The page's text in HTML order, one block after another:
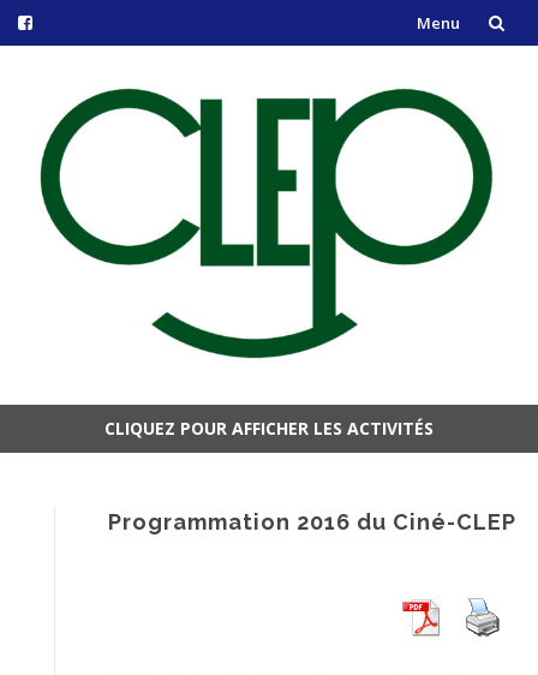
Menu
contenu
CLIQUEZ POUR AFFICHER LES ACTIVITÉS
Programmation 2016 du Ciné-CLEP